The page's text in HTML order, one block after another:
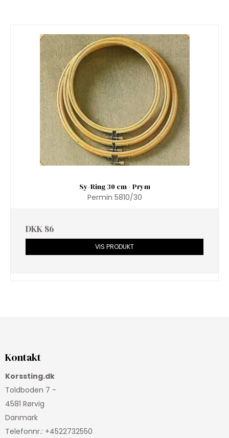
Sy-Ring 30 cm - Prym
Permin 5810/30
DKK 86
VIS PRODUKT
Kontakt
Korssting.dk
Toldboden 7 -
4581 Rørvig
Danmark
Telefonnr.: +4522732550